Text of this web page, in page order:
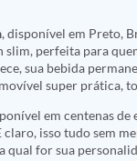
, disponível em Preto,
slim, perfeita para
sua bebida
super prática,
em centenas
claro, isso tudo sem
qual for sua